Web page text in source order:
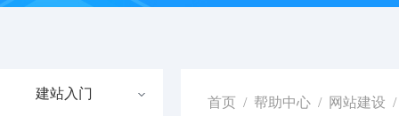
建站入门
首页 / 帮助中心 / 网站建设 /